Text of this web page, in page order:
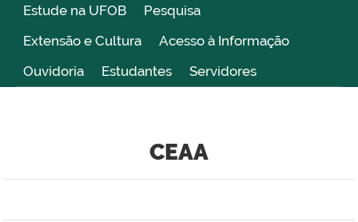
Estude na UFOB
Pesquisa
Extensão e Cultura
Acesso à Informação
Ouvidoria
Estudantes Servidores
CEAA